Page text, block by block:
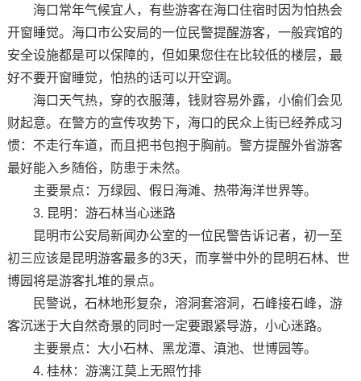
海口常年气候宜人，有些游客在海口住宿时因为怕热会
开窗睡觉。海口市公安局的一位民警提醒游客，一般宾馆的
安全设施都是可以保障的，但如果您住在比较低的楼层，最
好不要开窗睡觉，怕热的话可以开空调。
海口天气热，穿的衣服薄，钱财容易外露，小偷们会见
财起意。在警方的宣传攻势下，海口的民众上街已经养成习
惯：不走行车道，而且把书包抱于胸前。警方提醒外省游客
最好能入乡随俗，防患于未然。
主要景点：万绿园、假日海滩、热带海洋世界等。
3. 昆明：游石林当心迷路
昆明市公安局新闻办公室的一位民警告诉记者，初一至
初三应该是昆明游客最多的3天，而享誉中外的昆明石林、世
博园将是游客扎堆的景点。
民警说，石林地形复杂，溶洞套溶洞，石峰接石峰，游
客沉迷于大自然奇景的同时一定要跟紧导游，小心迷路。
主要景点：大小石林、黑龙潭、滇池、世博园等。
4. 桂林：游漓江莫上无照竹排